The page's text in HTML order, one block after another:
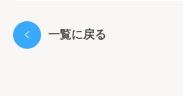
一覧に戻る